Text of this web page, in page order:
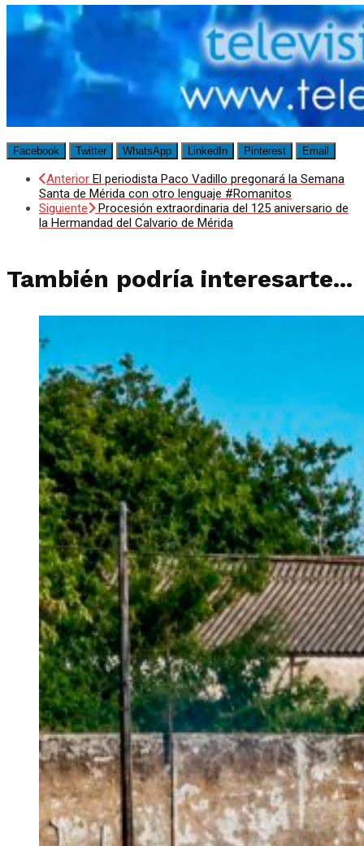
Facebook Twitter WhatsApp LinkedIn Pinterest Email
Anterior El periodista Paco Vadillo pregonará la Semana
Santa de Mérida con otro lenguaje #Romanitos
Siguiente
Procesión extraordinaria del 125 aniversario de
la Hermandad del Calvario de Mérida
También podría interesarte...